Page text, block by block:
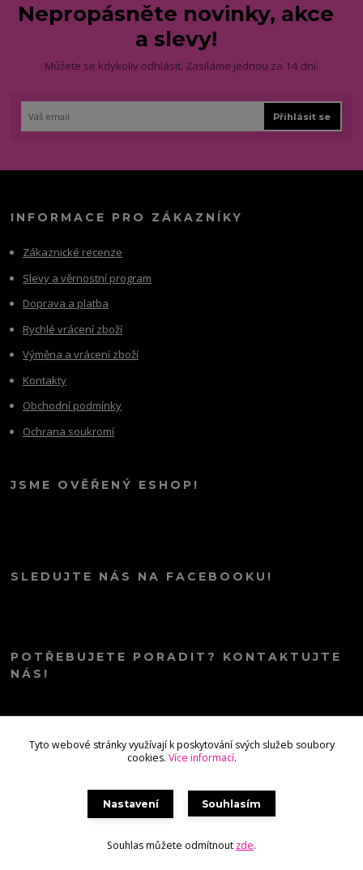
Nepropásněte novinky, akce
a slevy!
Můžete se kdykoliv odhlásit. Zasíláme jednou za 14 dní.
Přihlásit se
INFORMACE PRO ZÁKAZNÍKY
Zákaznické recenze
Slevy a věrnostní program
Doprava a platba
Rychlé vrácení zboží
Výměna a vrácení zboží
Kontakty
Obchodní podmínky
Ochrana soukromí
JSME OVĚŘENÝ ESHOP!
SLEDUJTE NÁS NA FACEBOOKU!
POTŘEBUJETE PORADIT? KONTAKTUJTE
NÁS!
Vytvořeno na Eshop-rychle.cz
Tyto webové stránky využívají k poskytování svých služeb soubory
cookies. Více informací.
Nastavení Souhlasím
Souhlas můžete odmítnout zde.